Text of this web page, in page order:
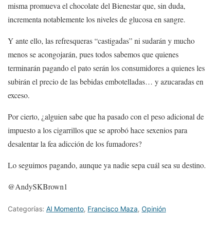
misma promueva el chocolate del Bienestar que, sin duda,
incrementa notablemente los niveles de glucosa en sangre.
Y ante ello, las refresqueras “castigadas” ni sudarán y mucho
menos se acongojarán, pues todos sabemos que quienes
terminarán pagando el pato serán los consumidores a quienes les
subirán el precio de las bebidas embotelladas… y azucaradas en
exceso.
Por cierto, ¿alguien sabe que ha pasado con el peso adicional de
impuesto a los cigarrillos que se aprobó hace sexenios para
desalentar la fea adicción de los fumadores?
Lo seguimos pagando, aunque ya nadie sepa cuál sea su destino.
@AndySKBrown1
Categorías: Al Momento, Francisco Maza, Opinión